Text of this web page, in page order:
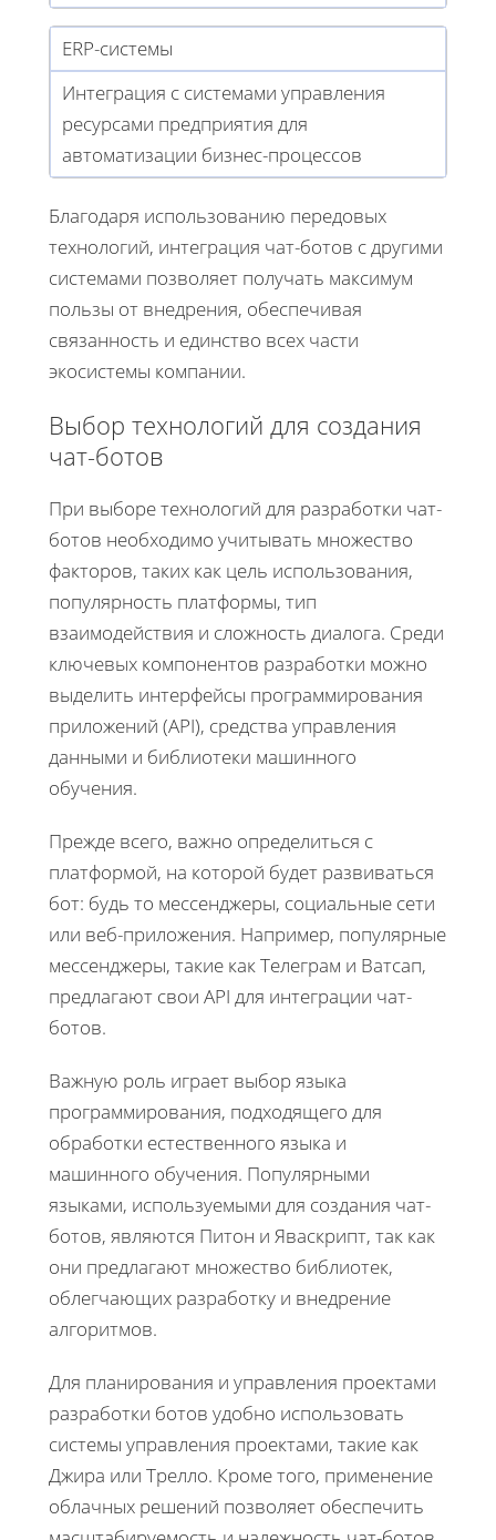
ERP-системы
Интеграция с системами управления
ресурсами предприятия для
автоматизации бизнес-процессов
Благодаря использованию передовых
технологий, интеграция чат-ботов с другими
системами позволяет получать максимум
пользы от внедрения, обеспечивая
связанность и единство всех части
экосистемы компании.
Выбор технологий для создания
чат-ботов
При выборе технологий для разработки чат-
ботов необходимо учитывать множество
факторов, таких как цель использования,
популярность платформы, тип
взаимодействия и сложность диалога. Среди
ключевых компонентов разработки можно
выделить интерфейсы программирования
приложений (API), средства управления
данными и библиотеки машинного
обучения.
Прежде всего, важно определиться с
платформой, на которой будет развиваться
бот: будь то мессенджеры, социальные сети
или веб-приложения. Например, популярные
мессенджеры, такие как Телеграм и Ватсап,
предлагают свои API для интеграции чат-
ботов.
Важную роль играет выбор языка
программирования, подходящего для
обработки естественного языка и
машинного обучения. Популярными
языками, используемыми для создания чат-
ботов, являются Питон и Яваскрипт, так как
они предлагают множество библиотек,
облегчающих разработку и внедрение
алгоритмов.
Для планирования и управления проектами
разработки ботов удобно использовать
системы управления проектами, такие как
Джира или Трелло. Кроме того, применение
облачных решений позволяет обеспечить